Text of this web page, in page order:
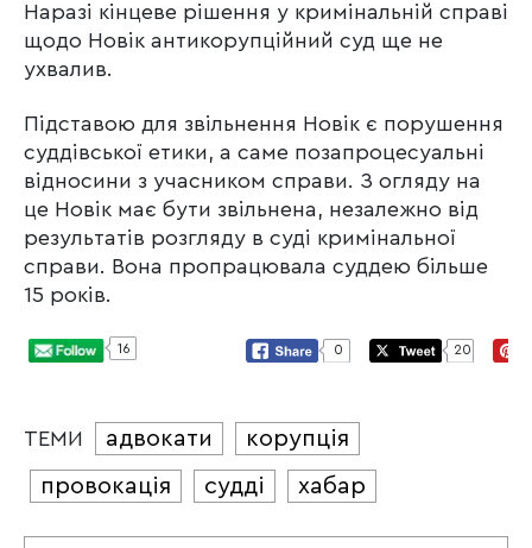
Наразі кінцеве рішення у кримінальній справі
щодо Новік антикорупційний суд ще не
ухвалив.
Підставою для звільнення Новік є порушення
суддівської етики, а саме позапроцесуальні
відносини з учасником справи. З огляду на
це Новік має бути звільнена, незалежно від
результатів розгляду в суді кримінальної
справи. Вона пропрацювала суддею більше
15 років.
16 0 20
ТЕМИ адвокати
корупція
провокація
судді хабар